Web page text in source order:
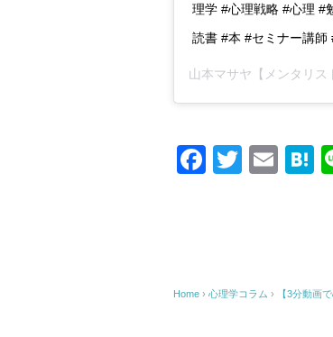
理学 #心理戦略 #心理 #
読書 #本 #セミナー講
山本マサヤ【メンタリス
F
o
T
E
Home › 心理学コラム › 【3分動画